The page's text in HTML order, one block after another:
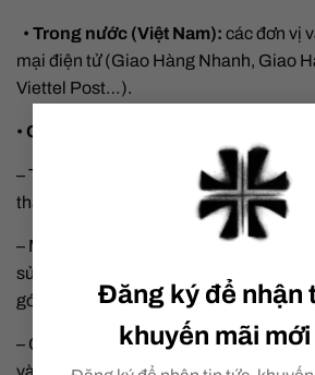
Đăng ký để nhận
khuyến mãi
• Trong nước (Việt Nam): các đơn vị
mại điện tử(Giao Hàng Nhanh, Giao
Viettel Post…).
• Quốc tế:
– Tất cả hình ảnh sản phẩm hiển thị
thật.
– Một số phụ kiện trưng bày (móc
sử dụng trong quá trình chụp hình,
gói sản phẩm.
– Quý khách vui lòng cung cấp đầy đủ
và mã bưu chính để hỗ trợ giao hàng